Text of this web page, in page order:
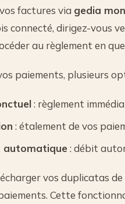
factures via gedia
connecté, dirigez-vous
au règlement en
paiements, plusieurs
: règlement
: étalement de vos
automatique: débit
vos duplicatas
Cette